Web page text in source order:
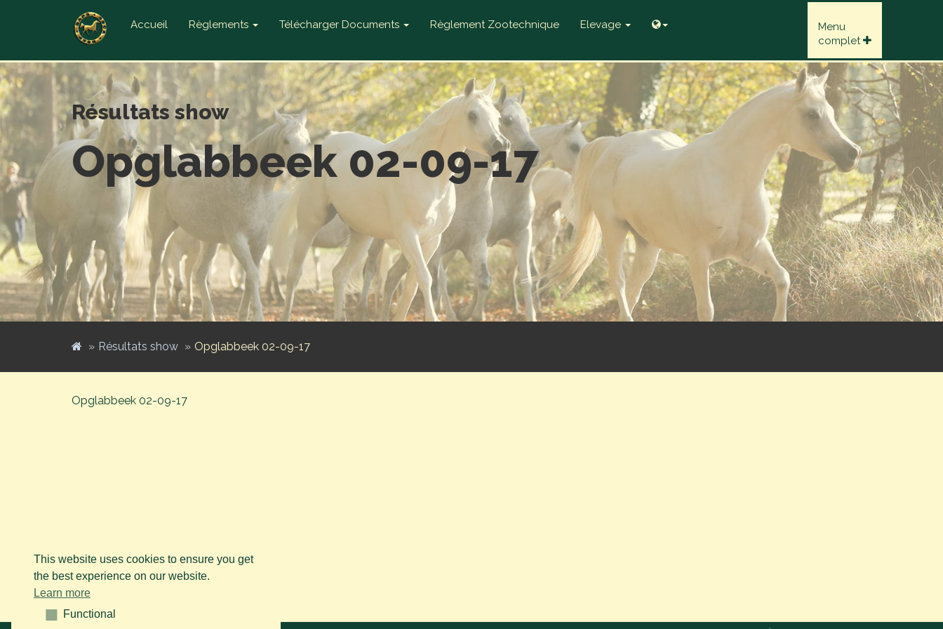
Accueil Règlements Télécharger Documents Règlement Zootechnique Elevage
Menu
complet
Résultats show
Opglabbeek 02-09-17
Résultats show Opglabbeek 02-09-17
Opglabbeek 02-09-17
This website uses cookies to ensure you get
the best experience on our website.
Learn more
Functional
Functional